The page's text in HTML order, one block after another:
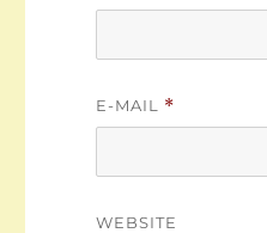
E-MAIL *
WEBSITE